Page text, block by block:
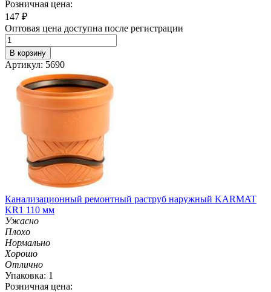
Розничная цена:
147 ₽
Оптовая цена доступна после регистрации
В корзину
Артикул: 5690
Канализационный ремонтный раструб наружный KARMAT
KR1 110 мм
Ужасно
Плохо
Нормально
Хорошо
Отлично
Упаковка: 1
Розничная цена: